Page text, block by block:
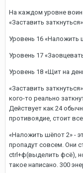
На каждом уровне воин
«Заставить
Уровень 16 «Наложить
Уровень 17
Уровень 18 «Щит на
«Заставить
кого-то реально
Действует как 24
противоядие, стоит
«Наложить шёпот 2» -
пропадут совсем. Они
ctrl+ф(выделить фсё),
такое написано. 300